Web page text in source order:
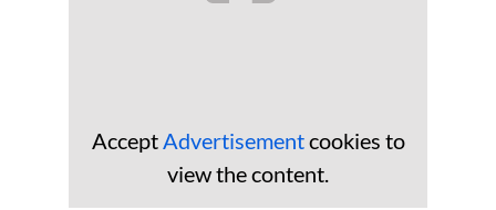
AcceptAdvertisementcookies to
view the content.